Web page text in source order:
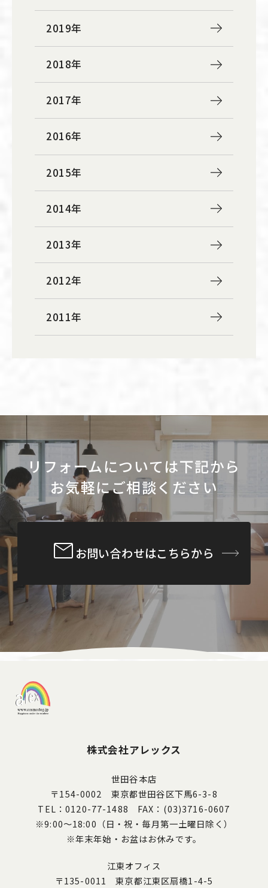
2019年
2018年
2017年
2016年
2015年
2014年
2013年
2012年
2011年
リフォームについては下記から
お気軽にご相談ください
お問い合わせはこちらから
株式会社アレックス
世田谷本店
〒154-0002 東京都世田谷区下馬6-3-8
TEL：0120-77-1488 FAX：(03)3716-0607
※9:00～18:00（日・祝・毎月第一土曜日除く）
※年末年始・お盆はお休みです。
江東オフィス
〒135-0011 東京都江東区扇橋1-4-5